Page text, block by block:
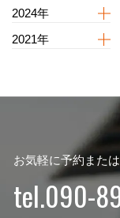
2024年
2021年
お気軽に予約また
tel.090-